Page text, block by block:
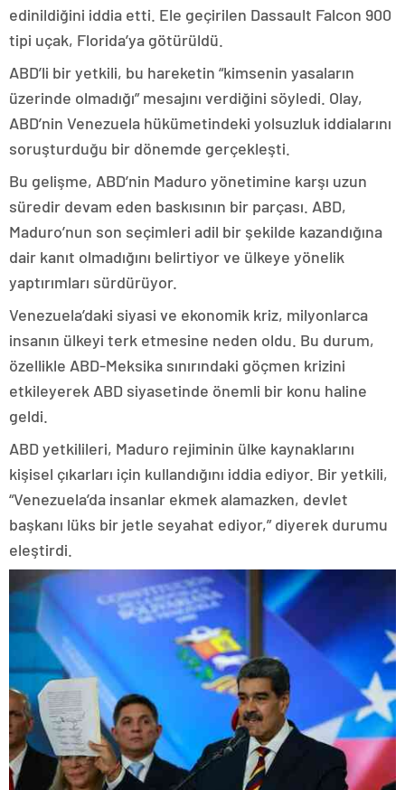
edinildiğini iddia etti. Ele geçirilen Dassault Falcon 900
tipi uçak, Florida’ya götürüldü.
ABD’li bir yetkili, bu hareketin “kimsenin yasaların
üzerinde olmadığı” mesajını verdiğini söyledi. Olay,
ABD’nin Venezuela hükümetindeki yolsuzluk iddialarını
soruşturduğu bir dönemde gerçekleşti.
Bu gelişme, ABD’nin Maduro yönetimine karşı uzun
süredir devam eden baskısının bir parçası. ABD,
Maduro’nun son seçimleri adil bir şekilde kazandığına
dair kanıt olmadığını belirtiyor ve ülkeye yönelik
yaptırımları sürdürüyor.
Venezuela’daki siyasi ve ekonomik kriz, milyonlarca
insanın ülkeyi terk etmesine neden oldu. Bu durum,
özellikle ABD-Meksika sınırındaki göçmen krizini
etkileyerek ABD siyasetinde önemli bir konu haline
geldi.
ABD yetkilileri, Maduro rejiminin ülke kaynaklarını
kişisel çıkarları için kullandığını iddia ediyor. Bir yetkili,
“Venezuela’da insanlar ekmek alamazken, devlet
başkanı lüks bir jetle seyahat ediyor,” diyerek durumu
eleştirdi.